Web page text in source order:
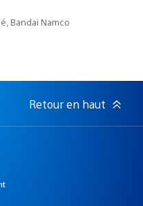
Bandai Namco
Retour en haut